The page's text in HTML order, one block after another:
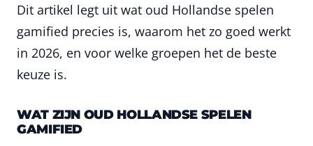
Dit artikel legt uit wat oud Hollandse spelen
gamified precies is, waarom het zo goed werkt
in 2026, en voor welke groepen het de beste
keuze is.
WAT ZIJN OUD HOLLANDSE SPELEN
GAMIFIED